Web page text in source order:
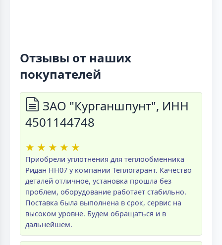
Отзывы от наших
покупателей
ЗАО "Курганшпунт", ИНН
4501144748
★ ★ ★ ★ ★
Приобрели уплотнения для теплообменника
Ридан НН07 у компании Теплогарант. Качество
деталей отличное, установка прошла без
проблем, оборудование работает стабильно.
Поставка была выполнена в срок, сервис на
высоком уровне. Будем обращаться и в
дальнейшем.